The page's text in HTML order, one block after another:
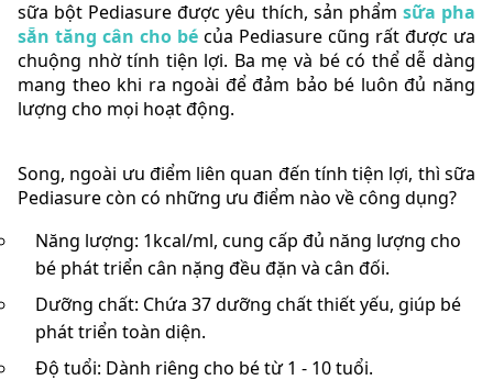
sữa bột Pediasure được yêu thích, sản phẩm sữa pha
sẵn tăng cân cho bé của Pediasure cũng rất được ưa
chuộng nhờ tính tiện lợi. Ba mẹ và bé có thể dễ dàng
mang theo khi ra ngoài để đảm bảo bé luôn đủ năng
lượng cho mọi hoạt động.
Song, ngoài ưu điểm liên quan đến tính tiện lợi, thì sữa
Pediasure còn có những ưu điểm nào về công dụng?
Năng lượng: 1kcal/ml, cung cấp đủ năng lượng cho
bé phát triển cân nặng đều đặn và cân đối.
Dưỡng chất: Chứa 37 dưỡng chất thiết yếu, giúp bé
phát triển toàn diện.
Độ tuổi: Dành riêng cho bé từ 1 - 10 tuổi.